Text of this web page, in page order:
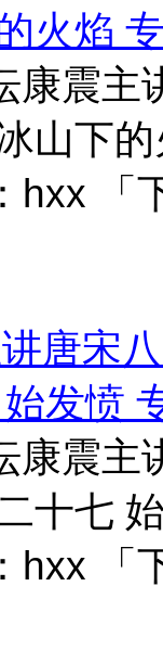
火焰
康震主
山下
hxx 「
唐宋
发愤
康震主
十七
hxx 「